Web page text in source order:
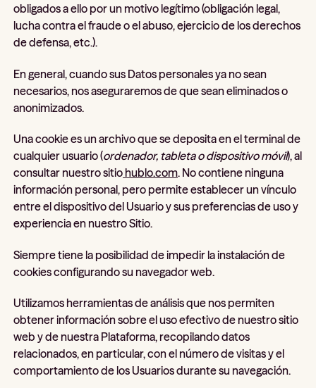
obligados a ello por un motivo legítimo (obligación legal,
lucha contra el fraude o el abuso, ejercicio de los derechos
de defensa, etc.).
En general, cuando sus Datos personales ya no sean
necesarios, nos aseguraremos de que sean eliminados o
anonimizados.
Una cookie es un archivo que se deposita en el terminal de
cualquier usuario (ordenador, tableta o dispositivo móvil), al
consultar nuestro sitio hublo.com. No contiene ninguna
información personal, pero permite establecer un vínculo
entre el dispositivo del Usuario y sus preferencias de uso y
experiencia en nuestro Sitio.
Siempre tiene la posibilidad de impedir la instalación de
cookies configurando su navegador web.
Utilizamos herramientas de análisis que nos permiten
obtener información sobre el uso efectivo de nuestro sitio
web y de nuestra Plataforma, recopilando datos
relacionados, en particular, con el número de visitas y el
comportamiento de los Usuarios durante su navegación.